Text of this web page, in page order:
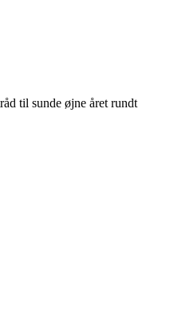
til sunde øjne året rundt